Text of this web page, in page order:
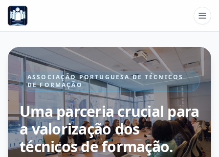
ASSOCIAÇÃO PORTUGUESA DE TÉCNICOS
DE FORMAÇÃO
Uma parceria crucial para
a valorização dos
técnicos de formação.